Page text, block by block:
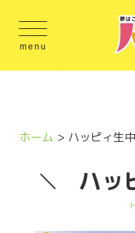
menu
ホーム ハッピィ生
ハッ